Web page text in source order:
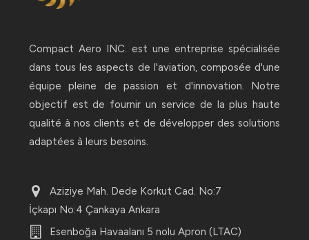
Compact Aero INC. est une entreprise spécialisée
dans tous les aspects de l'aviation, composée d'une
équipe pleine de passion et d'innovation. Notre
objectif est de fournir un service de la plus haute
qualité à nos clients et de développer des solutions
adaptées à leurs besoins.
Aziziye Mah. Dede Korkut Cad. No:7
İçkapı No:4 Çankaya Ankara
Esenboğa Havaalanı 5 nolu Apron (LTAC)